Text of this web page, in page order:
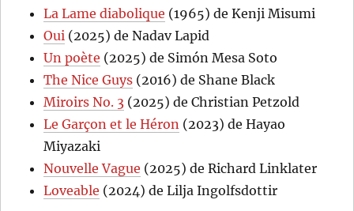
La Lame diabolique (1965) de Kenji Misumi
Oui (2025) de Nadav Lapid
Un poète (2025) de Simón Mesa Soto
The Nice Guys (2016) de Shane Black
Miroirs No. 3 (2025) de Christian Petzold
Le Garçon et le Héron (2023) de Hayao
Miyazaki
Nouvelle Vague (2025) de Richard Linklater
Loveable (2024) de Lilja Ingolfsdottir